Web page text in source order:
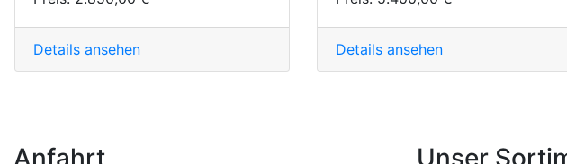
Details ansehen Details ansehen